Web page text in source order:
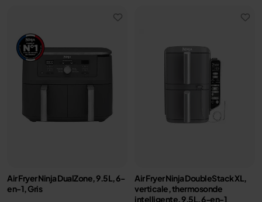
Air Fryer Ninja DualZone, 9.5L, 6-
en-1, Gris
Air Fryer Ninja DoubleStack XL,
verticale, thermosonde
intelligente, 9.5L, 6-en-1